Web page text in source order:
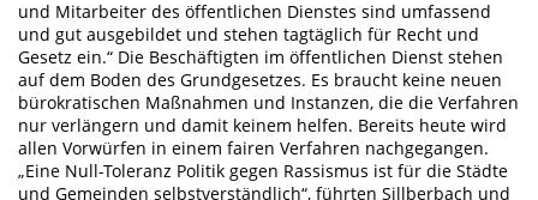
und Mitarbeiter des öffentlichen Dienstes sind umfassend
und gut ausgebildet und stehen tagtäglich für Recht und
Gesetz ein.“ Die Beschäftigten im öffentlichen Dienst stehen
auf dem Boden des Grundgesetzes. Es braucht keine neuen
bürokratischen Maßnahmen und Instanzen, die die Verfahren
nur verlängern und damit keinem helfen. Bereits heute wird
allen Vorwürfen in einem fairen Verfahren nachgegangen.
„Eine Null-Toleranz Politik gegen Rassismus ist für die Städte
und Gemeinden selbstverständlich“, führten Sillberbach und